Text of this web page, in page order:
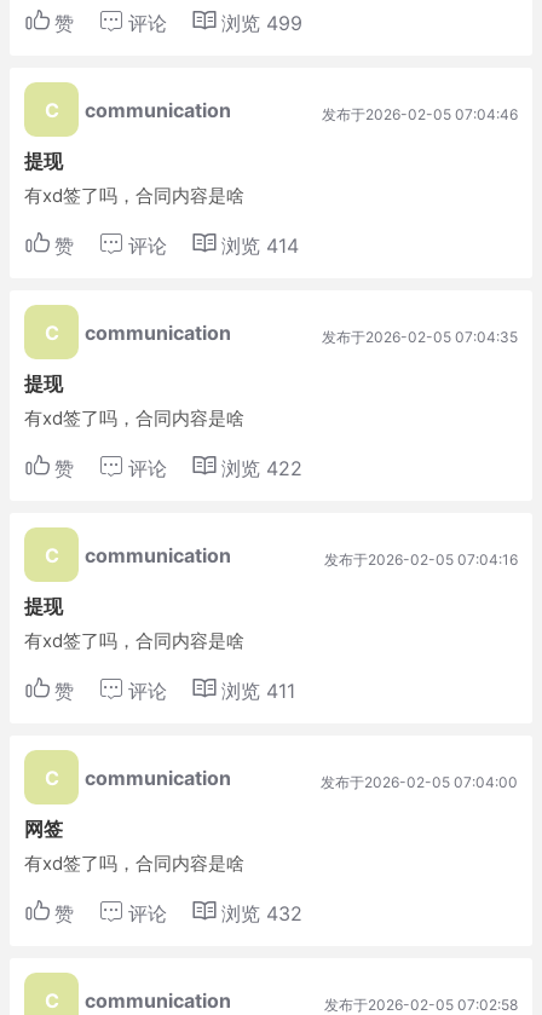
赞 评论 浏览 499
C communication 发布于2026-02-05 07:04:46
提现
有xd签了吗，合同内容是啥
赞 评论 浏览 414
C communication 发布于2026-02-05 07:04:35
提现
有xd签了吗，合同内容是啥
赞 评论 浏览 422
C communication 发布于2026-02-05 07:04:16
提现
有xd签了吗，合同内容是啥
赞 评论 浏览 411
C communication 发布于2026-02-05 07:04:00
网签
有xd签了吗，合同内容是啥
赞 评论 浏览 432
C communication 发布于2026-02-05 07:02:58